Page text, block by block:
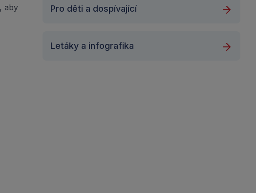
aby
Pro děti a dospívající
Letáky a infografika